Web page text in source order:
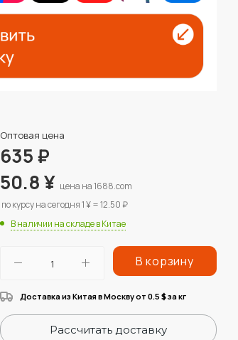
Оптовая цена
635₽
50.8¥ цена на 1688.com
по курсу на сегодня 1 ¥ = 12.50 ₽
В наличии на складе в Китае
В корзину
Доставка из Китая в Москву от 0.5 $за кг
Рассчитать доставку